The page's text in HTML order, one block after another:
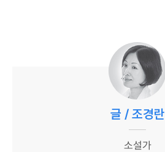
글 / 조경란
소설가